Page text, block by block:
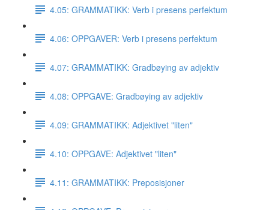
4.05: GRAMMATIKK: Verb i presens perfektum
4.06: OPPGAVER: Verb i presens perfektum
4.07: GRAMMATIKK: Gradbøying av adjektiv
4.08: OPPGAVE: Gradbøying av adjektiv
4.09: GRAMMATIKK: Adjektivet "liten"
4.10: OPPGAVE: Adjektivet "liten"
4.11: GRAMMATIKK: Preposisjoner